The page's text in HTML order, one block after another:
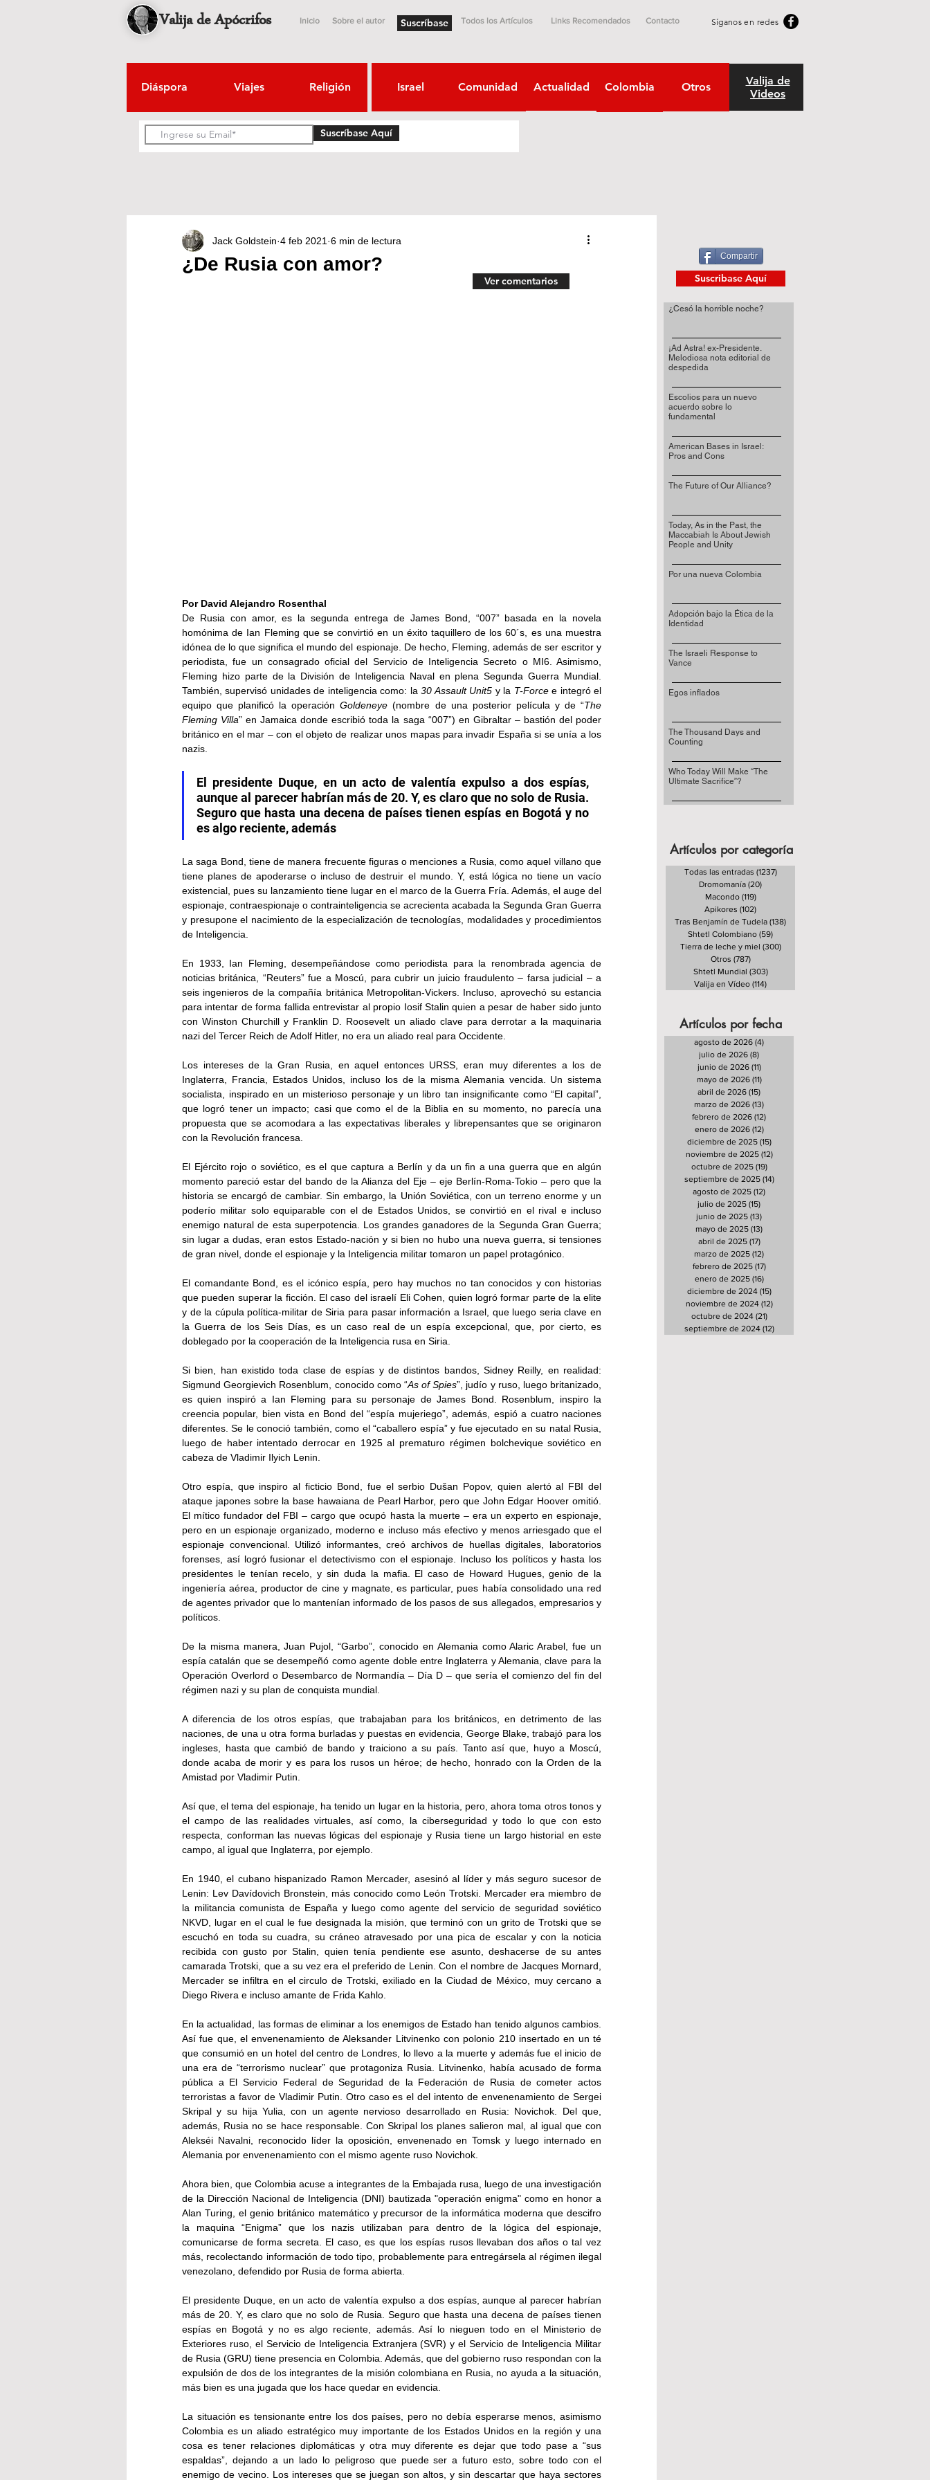
Valija de Apócrifos Inicio Sobre el autor Suscríbase Todos los Artículos Links Recomendados Contacto Síganos en redes
Diáspora Viajes Religión Israel Comunidad Actualidad Colombia Otros
Valija de
Videos
Suscríbase Aquí
¿De Rusia con amor?
Jack Goldstein 4 feb 2021 6 min de lectura
Por David Alejandro Rosenthal
De Rusia con amor, es la segunda entrega de James Bond, “007” basada en la novela
homónima de Ian Fleming que se convirtió en un éxito taquillero de los 60´s, es una muestra
idónea de lo que significa el mundo del espionaje. De hecho, Fleming, además de ser escritor y
periodista, fue un consagrado oficial del Servicio de Inteligencia Secreto o MI6. Asimismo,
Fleming hizo parte de la División de Inteligencia Naval en plena Segunda Guerra Mundial.
También, supervisó unidades de inteligencia como: la 30 Assault Unit5 ​ y la T-Force e integró el
equipo que planificó la operación Goldeneye (nombre de una posterior película y de “The
Fleming Villa” en Jamaica donde escribió toda la saga “007”) en Gibraltar – bastión del poder
británico en el mar – con el objeto de realizar unos mapas para invadir España si se unía a los
nazis.
El presidente Duque, en un acto de valentía expulso a dos espías,
aunque al parecer habrían más de 20. Y, es claro que no solo de Rusia.
Seguro que hasta una decena de países tienen espías en Bogotá y no
es algo reciente, además
La saga Bond, tiene de manera frecuente figuras o menciones a Rusia, como aquel villano que
tiene planes de apoderarse o incluso de destruir el mundo. Y, está lógica no tiene un vacío
existencial, pues su lanzamiento tiene lugar en el marco de la Guerra Fría. Además, el auge del
espionaje, contraespionaje o contrainteligencia se acrecienta acabada la Segunda Gran Guerra
y presupone el nacimiento de la especialización de tecnologías, modalidades y procedimientos
de Inteligencia.
En 1933, Ian Fleming, desempeñándose como periodista para la renombrada agencia de
noticias británica, “Reuters” fue a Moscú, para cubrir un juicio fraudulento – farsa judicial – a
seis ingenieros de la compañía británica Metropolitan-Vickers. Incluso, aprovechó su estancia
para intentar de forma fallida entrevistar al propio Iosif Stalin quien a pesar de haber sido junto
con Winston Churchill y Franklin D. Roosevelt un aliado clave para derrotar a la maquinaria
nazi del Tercer Reich de Adolf Hitler, no era un aliado real para Occidente.
Los intereses de la Gran Rusia, en aquel entonces URSS, eran muy diferentes a los de
Inglaterra, Francia, Estados Unidos, incluso los de la misma Alemania vencida. Un sistema
socialista, inspirado en un misterioso personaje y un libro tan insignificante como “El capital”,
que logró tener un impacto; casi que como el de la Biblia en su momento, no parecía una
propuesta que se acomodara a las expectativas liberales y librepensantes que se originaron
con la Revolución francesa.
El Ejército rojo o soviético, es el que captura a Berlín y da un fin a una guerra que en algún
momento pareció estar del bando de la Alianza del Eje – eje Berlín-Roma-Tokio – pero que la
historia se encargó de cambiar. Sin embargo, la Unión Soviética, con un terreno enorme y un
poderío militar solo equiparable con el de Estados Unidos, se convirtió en el rival e incluso
enemigo natural de esta superpotencia. Los grandes ganadores de la Segunda Gran Guerra;
sin lugar a dudas, eran estos Estado-nación y si bien no hubo una nueva guerra, si tensiones
de gran nivel, donde el espionaje y la Inteligencia militar tomaron un papel protagónico.
El comandante Bond, es el icónico espía, pero hay muchos no tan conocidos y con historias
que pueden superar la ficción. El caso del israelí Eli Cohen, quien logró formar parte de la elite
y de la cúpula política-militar de Siria para pasar información a Israel, que luego seria clave en
la Guerra de los Seis Días, es un caso real de un espía excepcional, que, por cierto, es
doblegado por la cooperación de la Inteligencia rusa en Siria.
Si bien, han existido toda clase de espías y de distintos bandos, Sidney Reilly, en realidad:
Sigmund Georgievich Rosenblum, conocido como “As of Spies”, judío y ruso, luego britanizado,
es quien inspiró a Ian Fleming para su personaje de James Bond. Rosenblum, inspiro la
creencia popular, bien vista en Bond del “espía mujeriego”, además, espió a cuatro naciones
diferentes. Se le conoció también, como el “caballero espía” y fue ejecutado en su natal Rusia,
luego de haber intentado derrocar en 1925 al prematuro régimen bolchevique soviético en
cabeza de Vladimir Ilyich Lenin.
Otro espía, que inspiro al ficticio Bond, fue el serbio Dušan Popov, quien alertó al FBI del
ataque japones sobre la base hawaiana de Pearl Harbor, pero que John Edgar Hoover omitió.
El mítico fundador del FBI – cargo que ocupó hasta la muerte – era un experto en espionaje,
pero en un espionaje organizado, moderno e incluso más efectivo y menos arriesgado que el
espionaje convencional. Utilizó informantes, creó archivos de huellas digitales, laboratorios
forenses, así logró fusionar el detectivismo con el espionaje. Incluso los políticos y hasta los
presidentes le tenían recelo, y sin duda la mafia. El caso de Howard Hugues, genio de la
ingeniería aérea, productor de cine y magnate, es particular, pues había consolidado una red
de agentes privador que lo mantenían informado de los pasos de sus allegados, empresarios y
políticos.
De la misma manera, Juan Pujol, “Garbo”, conocido en Alemania como Alaric Arabel, fue un
espía catalán que se desempeñó como agente doble entre Inglaterra y Alemania, clave para la
Operación Overlord o Desembarco de Normandía – Día D – que sería el comienzo del fin del
régimen nazi y su plan de conquista mundial.
A diferencia de los otros espías, que trabajaban para los británicos, en detrimento de las
naciones, de una u otra forma burladas y puestas en evidencia, George Blake, trabajó para los
ingleses, hasta que cambió de bando y traiciono a su país. Tanto así que, huyo a Moscú,
donde acaba de morir y es para los rusos un héroe; de hecho, honrado con la Orden de la
Amistad por Vladimir Putin.
Así que, el tema del espionaje, ha tenido un lugar en la historia, pero, ahora toma otros tonos y
el campo de las realidades virtuales, así como, la ciberseguridad y todo lo que con esto
respecta, conforman las nuevas lógicas del espionaje y Rusia tiene un largo historial en este
campo, al igual que Inglaterra, por ejemplo.
En 1940, el cubano hispanizado Ramon Mercader, asesinó al líder y más seguro sucesor de
Lenin: Lev Davídovich Bronstein, más conocido como León Trotski. Mercader era miembro de
la militancia comunista de España y luego como agente del servicio de seguridad soviético
NKVD, lugar en el cual le fue designada la misión, que terminó con un grito de Trotski que se
escuchó en toda su cuadra, su cráneo atravesado por una pica de escalar y con la noticia
recibida con gusto por Stalin, quien tenía pendiente ese asunto, deshacerse de su antes
camarada Trotski, que a su vez era el preferido de Lenin. Con el nombre de Jacques Mornard,
Mercader se infiltra en el circulo de Trotski, exiliado en la Ciudad de México, muy cercano a
Diego Rivera e incluso amante de Frida Kahlo.
En la actualidad, las formas de eliminar a los enemigos de Estado han tenido algunos cambios.
Así fue que, el envenenamiento de Aleksander Litvinenko con polonio 210 insertado en un té
que consumió en un hotel del centro de Londres, lo llevo a la muerte y además fue el inicio de
una era de “terrorismo nuclear” que protagoniza Rusia. Litvinenko, había acusado de forma
pública a El Servicio Federal de Seguridad de la Federación de Rusia de cometer actos
terroristas a favor de Vladimir Putin. Otro caso es el del intento de envenenamiento de Sergei
Skripal y su hija Yulia, con un agente nervioso desarrollado en Rusia: Novichok. Del que,
además, Rusia no se hace responsable. Con Skripal los planes salieron mal, al igual que con
Alekséi Navalni, reconocido líder la oposición, envenenado en Tomsk y luego internado en
Alemania por envenenamiento con el mismo agente ruso Novichok.
Ahora bien, que Colombia acuse a integrantes de la Embajada rusa, luego de una investigación
de la Dirección Nacional de Inteligencia (DNI) bautizada "operación enigma" como en honor a
Alan Turing, el genio británico matemático y precursor de la informática moderna que descifro
la maquina “Enigma” que los nazis utilizaban para dentro de la lógica del espionaje,
comunicarse de forma secreta. El caso, es que los espías rusos llevaban dos años o tal vez
más, recolectando información de todo tipo, probablemente para entregársela al régimen ilegal
venezolano, defendido por Rusia de forma abierta.
El presidente Duque, en un acto de valentía expulso a dos espías, aunque al parecer habrían
más de 20. Y, es claro que no solo de Rusia. Seguro que hasta una decena de países tienen
espías en Bogotá y no es algo reciente, además. Así lo nieguen todo en el Ministerio de
Exteriores ruso, el Servicio de Inteligencia Extranjera (SVR) y el Servicio de Inteligencia Militar
de Rusia (GRU) tiene presencia en Colombia. Además, que del gobierno ruso respondan con la
expulsión de dos de los integrantes de la misión colombiana en Rusia, no ayuda a la situación,
más bien es una jugada que los hace quedar en evidencia.
La situación es tensionante entre los dos países, pero no debía esperarse menos, asimismo
Colombia es un aliado estratégico muy importante de los Estados Unidos en la región y una
cosa es tener relaciones diplomáticas y otra muy diferente es dejar que todo pase a “sus
espaldas”, dejando a un lado lo peligroso que puede ser a futuro esto, sobre todo con el
enemigo de vecino. Los intereses que se juegan son altos, y sin descartar que haya sectores
Ver comentarios
Compartir
Suscribase Aquí
¿Cesó la horrible noche?
¡Ad Astra! ex-Presidente.
Melodiosa nota editorial de
despedida
Escolios para un nuevo
acuerdo sobre lo
fundamental
American Bases in Israel:
Pros and Cons
The Future of Our Alliance?
Today, As in the Past, the
Maccabiah Is About Jewish
People and Unity
Por una nueva Colombia
Adopción bajo la Ética de la
Identidad
The Israeli Response to
Vance
Egos inflados
The Thousand Days and
Counting
Who Today Will Make “The
Ultimate Sacrifice”?
Artículos por categoría
Todas las entradas (1237)1237 entradas
Dromomanía (20)
Macondo (119)119 entradas
Apikores (102)
Tras Benjamín de Tudela (138)
Shtetl Colombiano (59)
Tierra de leche y miel (300)300 entradas
Otros (787)787 entradas
Shtetl Mundial (303)303 entradas
Valija en Vídeo (114)
Artículos por fecha
agosto de 2026 (4)
julio de 2026 (8)
junio de 2026 (11)11 entradas
mayo de 2026 (11)11 entradas
abril de 2026 (15)
marzo de 2026 (13)
febrero de 2026 (12)
enero de 2026 (12)12 entradas
diciembre de 2025 (15)15 entradas
noviembre de 2025 (12)12 entradas
octubre de 2025 (19)19 entradas
septiembre de 2025 (14)14 entradas
agosto de 2025 (12)
julio de 2025 (15)
junio de 2025 (13)
mayo de 2025 (13)
abril de 2025 (17)17 entradas
marzo de 2025 (12)
febrero de 2025 (17)17 entradas
enero de 2025 (16)16 entradas
diciembre de 2024 (15)15 entradas
noviembre de 2024 (12)12 entradas
octubre de 2024 (21)21 entradas
septiembre de 2024 (12)12 entradas